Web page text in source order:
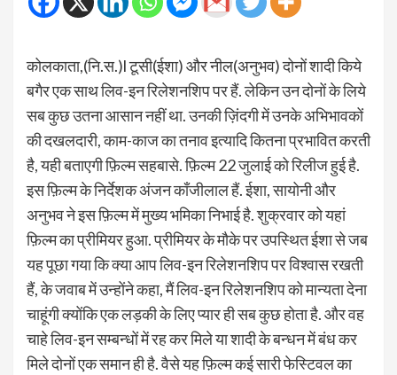
कोलकाता,(नि.स.)l टूसी(ईशा) और नील(अनुभव) दोनों शादी किये
बगैर एक साथ लिव-इन रिलेशनशिप पर हैं. लेकिन उन दोनों के लिये
सब कुछ उतना आसान नहीं था. उनकी ज़िंदगी में उनके अभिभावकों
की दखलदारी, काम-काज का तनाव इत्यादि कितना प्रभावित करती
है, यही बताएगी फ़िल्म सहबासे. फ़िल्म 22 जुलाई को रिलीज हुई है.
इस फ़िल्म के निर्देशक अंजन काँजीलाल हैं. ईशा, सायोनी और
अनुभव ने इस फ़िल्म में मुख्य भमिका निभाई है. शुक्रवार को यहां
फ़िल्म का प्रीमियर हुआ. प्रीमियर के मौके पर उपस्थित ईशा से जब
यह पूछा गया कि क्या आप लिव-इन रिलेशनशिप पर विश्वास रखती
हैं, के जवाब में उन्होंने कहा, मैं लिव-इन रिलेशनशिप को मान्यता देना
चाहूंगी क्योंकि एक लड़की के लिए प्यार ही सब कुछ होता है. और वह
चाहे लिव-इन सम्बन्धों में रह कर मिले या शादी के बन्धन में बंध कर
मिले दोनों एक समान ही है. वैसे यह फ़िल्म कई सारी फेस्टिवल का